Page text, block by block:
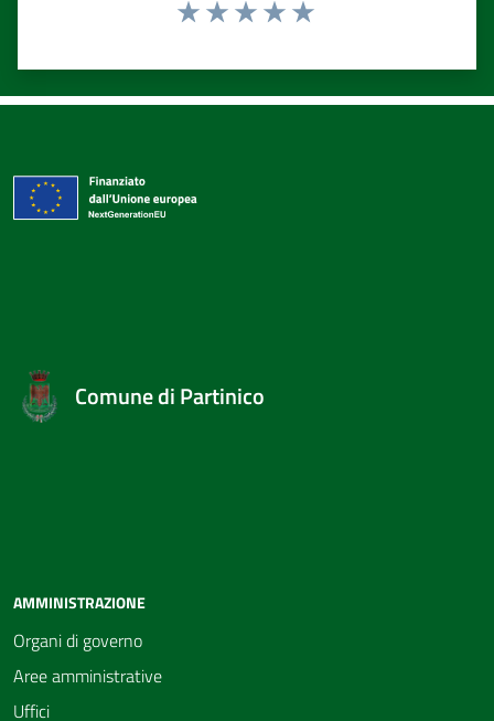
Comune di Partinico
AMMINISTRAZIONE
Organi di governo
Aree amministrative
Uffici